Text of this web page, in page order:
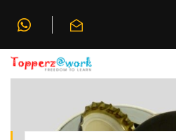
Home Shop